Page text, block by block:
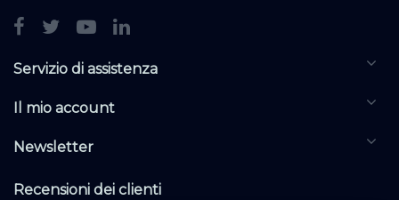
Servizio di assistenza
Il mio account
Newsletter
Recensioni dei clienti